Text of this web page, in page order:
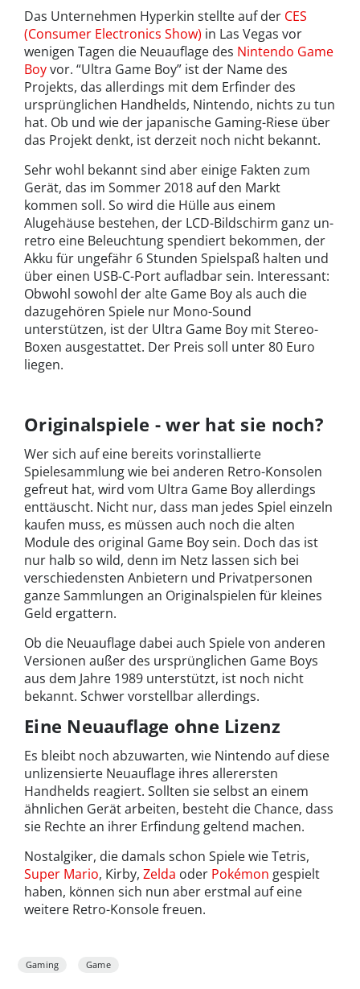
Das Unternehmen Hyperkin stellte auf der CES
(Consumer Electronics Show) in Las Vegas vor
wenigen Tagen die Neuauflage des Nintendo Game
Boyvor. “Ultra Game Boy” ist der Name des
Projekts, das allerdings mit dem Erfinder des
ursprünglichen Handhelds, Nintendo, nichts zu tun
hat. Ob und wie der japanische Gaming-Riese über
das Projekt denkt, ist derzeit noch nicht bekannt.
Sehr wohl bekannt sind aber einige Fakten zum
Gerät, das im Sommer 2018 auf den Markt
kommen soll. So wird die Hülle aus einem
Alugehäuse bestehen, der LCD-Bildschirm ganz un-
retro eine Beleuchtung spendiert bekommen, der
Akku für ungefähr 6 Stunden Spielspaß halten und
über einen USB-C-Port aufladbar sein. Interessant:
Obwohl sowohl der alte Game Boy als auch die
dazugehören Spiele nur Mono-Sound
unterstützen, ist der Ultra Game Boy mit Stereo-
Boxen ausgestattet. Der Preis soll unter 80 Euro
liegen.
Originalspiele - wer hat sie noch?
Wer sich auf eine bereits vorinstallierte
Spielesammlung wie bei anderen Retro-Konsolen
gefreut hat, wird vom Ultra Game Boy allerdings
enttäuscht. Nicht nur, dass man jedes Spiel einzeln
kaufen muss, es müssen auch noch die alten
Module des original Game Boy sein. Doch das ist
nur halb so wild, denn im Netz lassen sich bei
verschiedensten Anbietern und Privatpersonen
ganze Sammlungen an Originalspielen für kleines
Geld ergattern.
Ob die Neuauflage dabei auch Spiele von anderen
Versionen außer des ursprünglichen Game Boys
aus dem Jahre 1989 unterstützt, ist noch nicht
bekannt. Schwer vorstellbar allerdings.
Eine Neuauflage ohne Lizenz
Es bleibt noch abzuwarten, wie Nintendo auf diese
unlizensierte Neuauflage ihres allerersten
Handhelds reagiert. Sollten sie selbst an einem
ähnlichen Gerät arbeiten, besteht die Chance, dass
sie Rechte an ihrer Erfindung geltend machen.
Nostalgiker, die damals schon Spiele wie Tetris,
Super Mario, Kirby, Zelda oder Pokémon gespielt
haben, können sich nun aber erstmal auf eine
weitere Retro-Konsole freuen.
Gaming Game